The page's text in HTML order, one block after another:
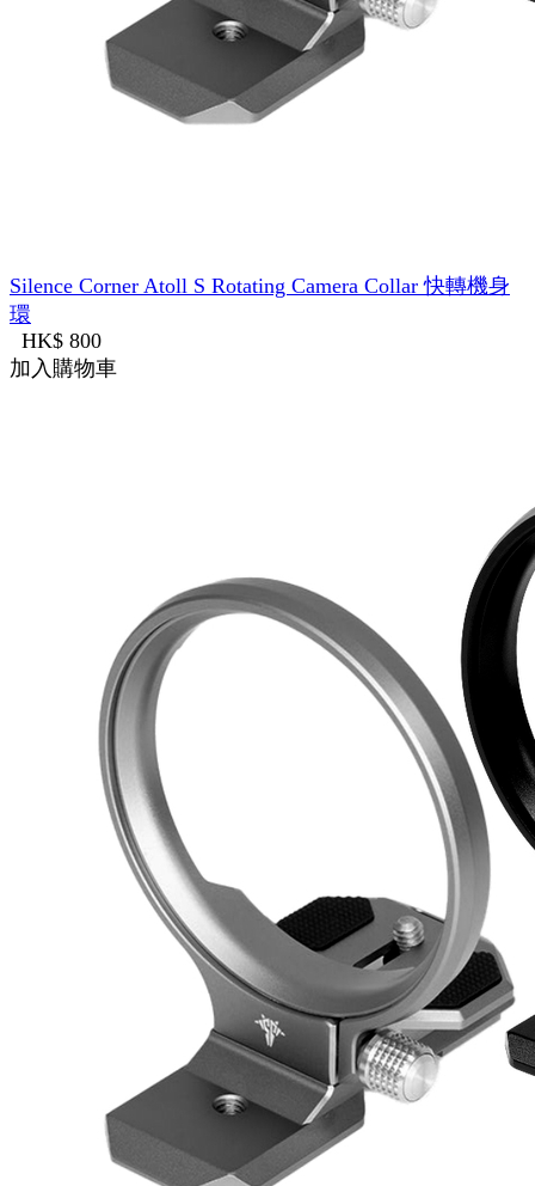
Silence Corner Atoll S Rotating Camera Collar 快轉機身
環
HK$ 800
加入購物車